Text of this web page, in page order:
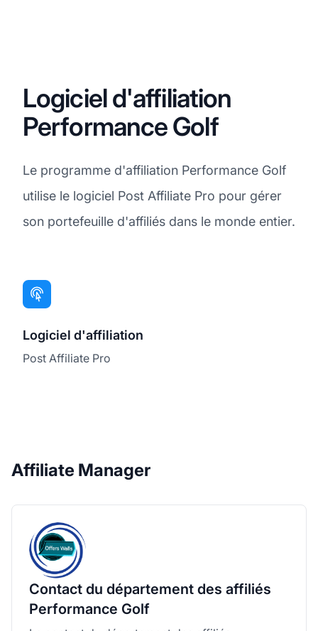
Logiciel d'affiliation
Performance Golf
Le programme d'affiliation Performance Golf
utilise le logiciel Post Affiliate Pro pour gérer
son portefeuille d'affiliés dans le monde entier.
Logiciel d'affiliation
Post Affiliate Pro
Affiliate Manager
Contact du département des affiliés
Performance Golf